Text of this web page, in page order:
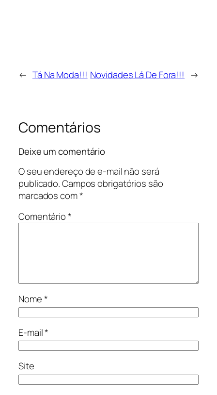
← Tá Na Moda!!! Novidades Lá De Fora!!! →
Comentários
Deixe um comentário
O seu endereço de e-mail não será
publicado.Campos obrigatórios são
marcados com*
Comentário*
Nome*
E-mail*
Site